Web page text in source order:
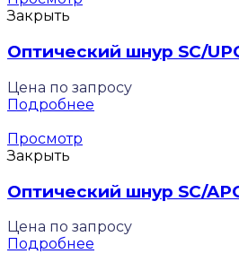
Закрыть
Оптический шнур SC/
Цена по запросу
Подробнее
Просмотр
Закрыть
Оптический шнур SC/
Цена по запросу
Подробнее